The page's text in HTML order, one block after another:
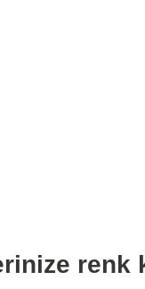
renk